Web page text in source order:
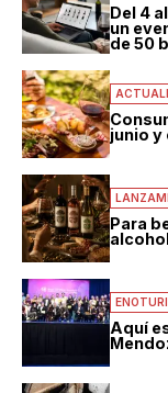
Del 4
un
de 50
junio y
Para
Aquí